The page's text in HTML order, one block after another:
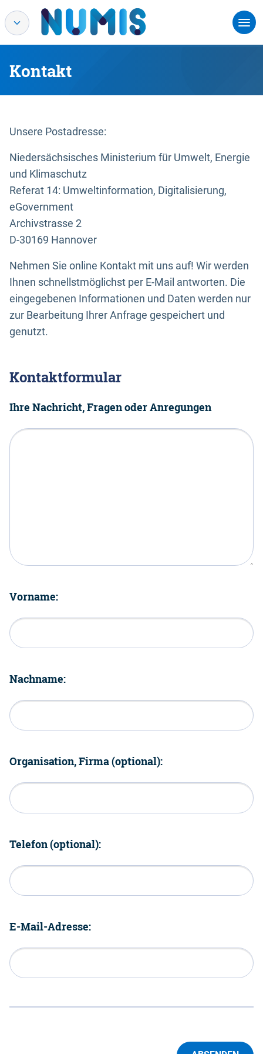
Kontakt
Unsere Postadresse:
Niedersächsisches Ministerium für Umwelt, Energie
und Klimaschutz
Referat 14: Umweltinformation, Digitalisierung,
eGovernment
Archivstrasse 2
D-30169 Hannover
Nehmen Sie online Kontakt mit uns auf! Wir werden
Ihnen schnellstmöglichst per E-Mail antworten. Die
eingegebenen Informationen und Daten werden nur
zur Bearbeitung Ihrer Anfrage gespeichert und
genutzt.
Kontaktformular
Ihre Nachricht, Fragen oder Anregungen
Vorname:
Nachname:
Organisation, Firma (optional):
Telefon (optional):
E-Mail-Adresse: